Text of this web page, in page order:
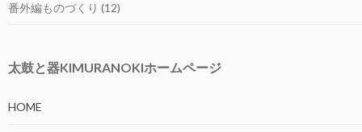
番外編ものづくり (12)
太鼓と器KIMURANOKIホームページ
HOME